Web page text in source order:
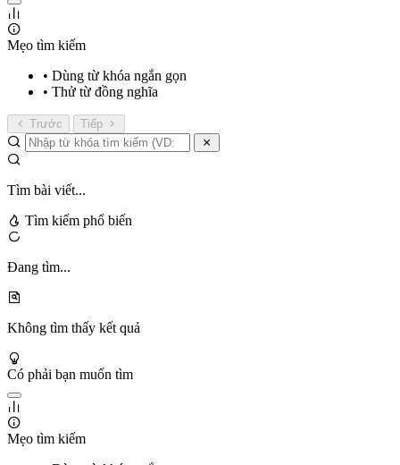
Mẹo tìm kiếm
• Dùng từ khóa ngắn gọn
• Thử từ đồng nghĩa
Trước Tiếp
Tìm bài viết...
Tìm kiếm phổ biến
Đang tìm...
Không tìm thấy kết quả
Có phải bạn muốn tìm
Mẹo tìm kiếm